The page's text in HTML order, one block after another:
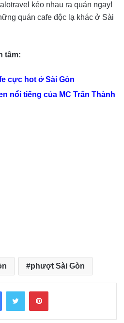
kéo nhau ra quán ngay!
quán cafe độc lạ khác ở Sài
tâm:
cực hot ở Sài Gòn
nổi tiếng của MC Trấn Thành
phượt Sài Gòn
FacebookTwitter Pinterest